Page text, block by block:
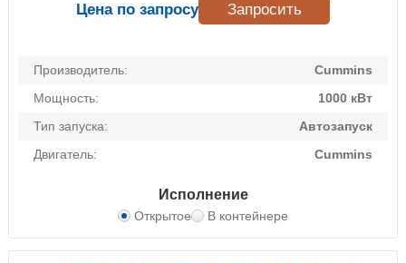
Производитель:
Cummins
Мощность:
1000 кВт
Тип запуска:
Автозапуск
Двигатель:
Cummins
Исполнение
Открытое В контейнере
Цена по запросу Запросить